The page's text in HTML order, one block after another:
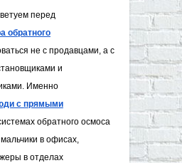
перед
обратн​ого
не с продавцами, а с
и
Именно
с прям​ыми
обратного осмоса
в офисах,
в отделах